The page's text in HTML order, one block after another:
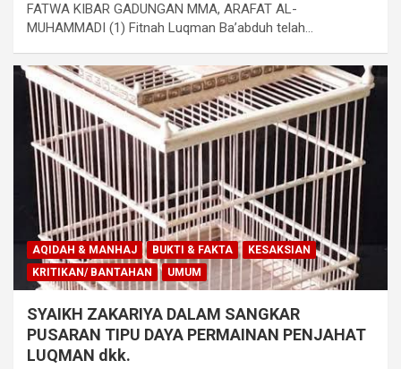
FATWA KIBAR GADUNGAN MMA, ARAFAT AL-
MUHAMMADI (1) Fitnah Luqman Ba’abduh telah…
AQIDAH & MANHAJ BUKTI & FAKTA
KESAKSIAN
KRITIKAN/ BANTAHAN
UMUM
SYAIKH ZAKARIYA DALAM SANGKAR
PUSARAN TIPU DAYA PERMAINAN PENJAHAT
LUQMAN dkk.